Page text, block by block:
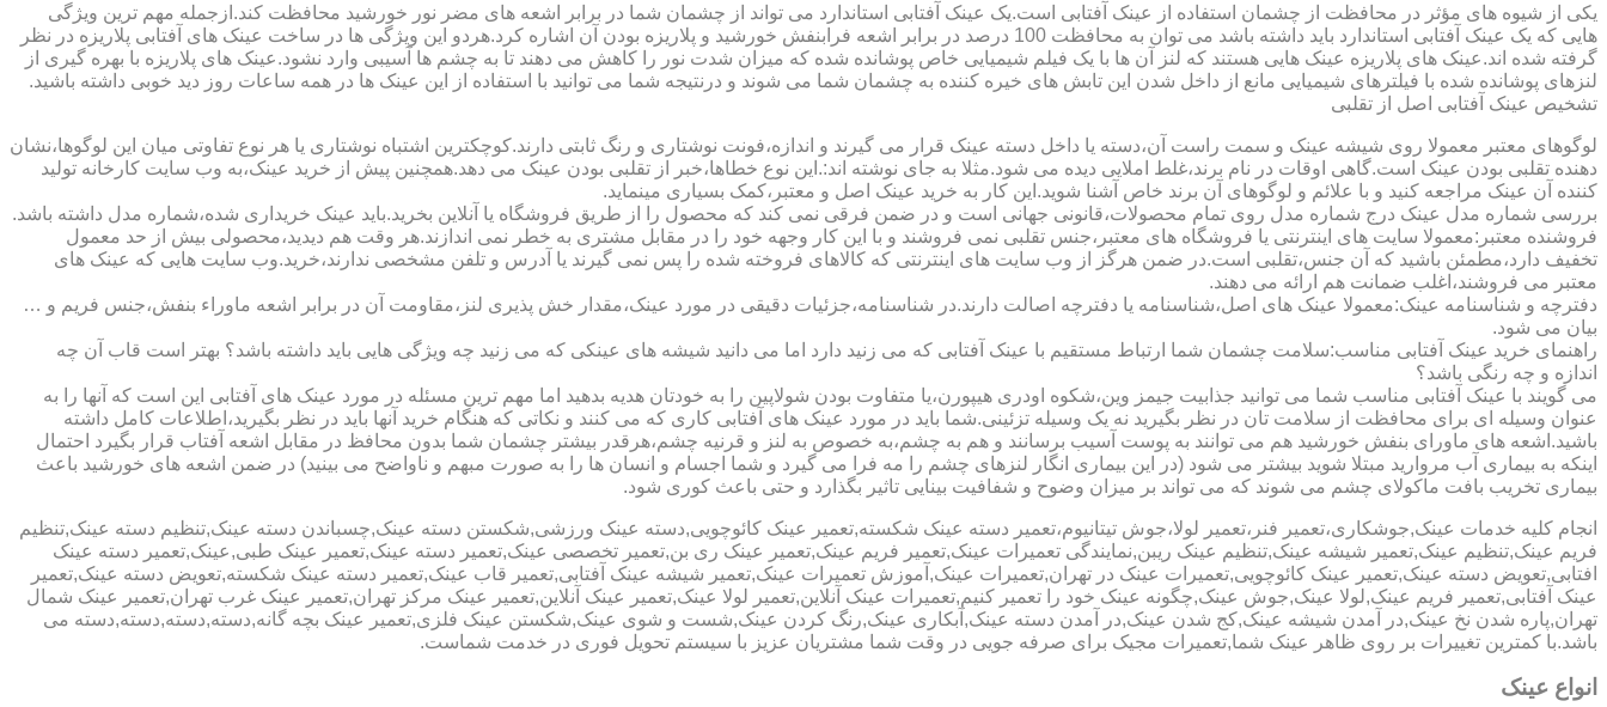
یکی از شیوه های مؤثر در محافظت از چشمان استفاده از عینک آفتابی است.یک عینک آفتابی استاندارد می تواند از چشمان شما در برابر اشعه های مضر نور خورشید محافظت کند.ازجمله مهم ترین ویژگی
هایی که یک عینک آفتابی استاندارد باید داشته باشد می توان به محافظت 100 درصد در برابر اشعه فرابنفش خورشید و پلاریزه بودن آن اشاره کرد.هردو این ویژگی ها در ساخت عینک های آفتابی پلاریزه در نظر
گرفته شده اند.عینک های پلاریزه عینک هایی هستند که لنز آن ها با یک فیلم شیمیایی خاص پوشانده شده که میزان شدت نور را کاهش می دهند تا به چشم ها آسیبی وارد نشود.عینک های پلاریزه با بهره گیری از
لنزهای پوشانده شده با فیلترهای شیمیایی مانع از داخل شدن این تابش های خیره کننده به چشمان شما می شوند و درنتیجه شما می توانید با استفاده از این عینک ها در همه ساعات روز دید خوبی داشته باشید.
تشخیص عینک آفتابی اصل از تقلبی
لوگوهای معتبر معمولا روی شیشه عینک و سمت راست آن،دسته یا داخل دسته عینک قرار می گیرند و اندازه،فونت نوشتاری و رنگ ثابتی دارند.کوچکترین اشتباه نوشتاری یا هر نوع تفاوتی میان این لوگوها،نشان
دهنده تقلبی بودن عینک است.گاهی اوقات در نام برند،غلط املایی دیده می شود.مثلا به جای نوشته اند:.این نوع خطاها،خبر از تقلبی بودن عینک می دهد.همچنین پیش از خرید عینک،به وب سایت کارخانه تولید
کننده آن عینک مراجعه کنید و با علائم و لوگوهای آن برند خاص آشنا شوید.این کار به خرید عینک اصل و معتبر،کمک بسیاری مینماید.
بررسی شماره مدل عینک درج شماره مدل روی تمام محصولات،قانونی جهانی است و در ضمن فرقی نمی کند که محصول را از طریق فروشگاه یا آنلاین بخرید.باید عینک خریداری شده،شماره مدل داشته باشد.
فروشنده معتبر:معمولا سایت های اینترنتی یا فروشگاه های معتبر،جنس تقلبی نمی فروشند و با این کار وجهه خود را در مقابل مشتری به خطر نمی اندازند.هر وقت هم دیدید،محصولی بیش از حد معمول
تخفیف دارد،مطمئن باشید که آن جنس،تقلبی است.در ضمن هرگز از وب سایت های اینترنتی که کالاهای فروخته شده را پس نمی گیرند یا آدرس و تلفن مشخصی ندارند،خرید.وب سایت هایی که عینک های
معتبر می فروشند،اغلب ضمانت هم ارائه می دهند.
دفترچه و شناسنامه عینک:معمولا عینک های اصل،شناسنامه یا دفترچه اصالت دارند.در شناسنامه،جزئیات دقیقی در مورد عینک،مقدار خش پذیری لنز،مقاومت آن در برابر اشعه ماوراء بنفش،جنس فریم و …
بیان می شود.
راهنمای خرید عینک آفتابی مناسب:سلامت چشمان شما ارتباط مستقیم با عینک آفتابی که می زنید دارد اما می دانید شیشه های عینکی که می زنید چه ویژگی هایی باید داشته باشد؟ بهتر است قاب آن چه
اندازه و چه رنگی باشد؟
می گویند با عینک آفتابی مناسب شما می توانید جذابیت جیمز وین،شکوه اودری هیپورن،یا متفاوت بودن شولاپین را به خودتان هدیه بدهید اما مهم ترین مسئله در مورد عینک های آفتابی این است که آنها را به
عنوان وسیله ای برای محافظت از سلامت تان در نظر بگیرید نه یک وسیله تزئینی.شما باید در مورد عینک های آفتابی کاری که می کنند و نکاتی که هنگام خرید آنها باید در نظر بگیرید،اطلاعات کامل داشته
باشید.اشعه های ماورای بنفش خورشید هم می توانند به پوست آسیب برسانند و هم به چشم،به خصوص به لنز و قرنیه چشم،هرقدر بیشتر چشمان شما بدون محافظ در مقابل اشعه آفتاب قرار بگیرد احتمال
اینکه به بیماری آب مروارید مبتلا شوید بیشتر می شود (در این بیماری انگار لنزهای چشم را مه فرا می گیرد و شما اجسام و انسان ها را به صورت مبهم و ناواضح می بینید) در ضمن اشعه های خورشید باعث
بیماری تخریب بافت ماکولای چشم می شوند که می تواند بر میزان وضوح و شفافیت بینایی تاثیر بگذارد و حتی باعث کوری شود.
انجام کلیه خدمات عینک,جوشکاری،تعمیر فنر،تعمیر لولا،جوش تیتانیوم،تعمیر دسته عینک شکسته,تعمیر عینک کائوچویی,دسته عینک ورزشی,شکستن دسته عینک,چسباندن دسته عینک,تنظیم دسته عینک,تنظیم
فریم عینک,تنظیم عینک,تعمیر شیشه عینک,تنظیم عینک ریبن,نمایندگی تعمیرات عینک,تعمیر فریم عینک,تعمیر عینک ری بن,تعمیر تخصصی عینک,تعمیر دسته عینک,تعمیر عینک طبی,عینک,تعمیر دسته عینک
افتابی,تعویض دسته عینک,تعمیر عینک کائوچویی,تعمیرات عینک در تهران,تعمیرات عینک,آموزش تعمیرات عینک,تعمیر شیشه عینک آفتابی,تعمیر قاب عینک,تعمیر دسته عینک شکسته,تعویض دسته عینک,تعمیر
عینک آفتابی,تعمیر فریم عینک,لولا عینک,جوش عینک,چگونه عینک خود را تعمیر کنیم,تعمیرات عینک آنلاین,تعمیر لولا عینک,تعمیر عینک آنلاین,تعمیر عینک مرکز تهران,تعمیر عینک غرب تهران,تعمیر عینک شمال
تهران,پاره شدن نخ عینک,در آمدن شیشه عینک,کج شدن عینک,در آمدن دسته عینک,آبکاری عینک,رنگ کردن عینک,شست و شوی عینک,شکستن عینک فلزی,تعمیر عینک بچه گانه,دسته,دسته,دسته,دسته می
باشد.با کمترین تغییرات بر روی ظاهر عینک شما,تعمیرات مجیک برای صرفه جویی در وقت شما مشتریان عزیز با سیستم تحویل فوری در خدمت شماست.
انواع عینک